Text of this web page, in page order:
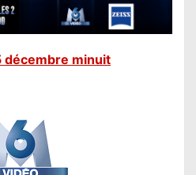
décembre minuit